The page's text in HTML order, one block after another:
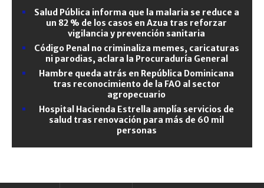
Salud Pública informa que la malaria se reduce a
un 82 % de los casos en Azua tras reforzar
vigilancia y prevención sanitaria
Código Penal no criminaliza memes, caricaturas
ni parodias, aclara la Procuraduría General
Hambre queda atrás en República Dominicana
tras reconocimiento de la FAO al sector
agropecuario
Hospital Hacienda Estrella amplía servicios de
salud tras renovación para más de 60 mil
personas